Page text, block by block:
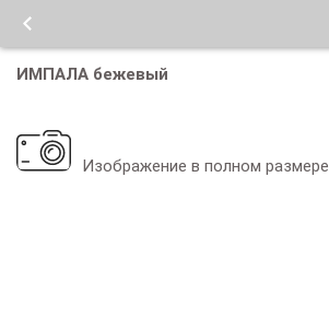
ИМПАЛА бежевый
Изображение в полном размере